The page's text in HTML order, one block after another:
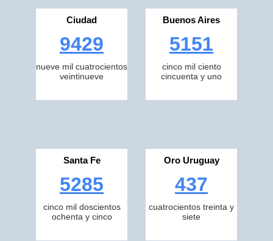
Ciudad
9429
nueve mil cuatrocientos
veintinueve
Buenos Aires
5151
cinco mil ciento
cincuenta y uno
Santa Fe
5285
cinco mil doscientos
ochenta y cinco
Oro Uruguay
437
cuatrocientos treinta y
siete